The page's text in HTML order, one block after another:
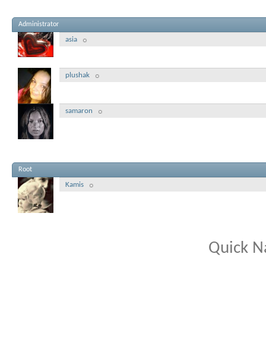
Administrator
asia
plushak
samaron
Root
Kamis
Quick